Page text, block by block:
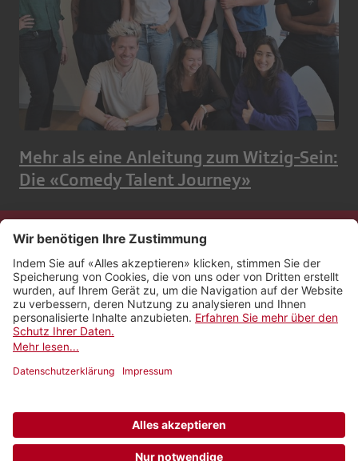
Mehr als eine Anleitung zum Witzig-Sein:
Die «Comedy Talent Journey»
Kontakt
Impressum
Rechtliches
Netiquette